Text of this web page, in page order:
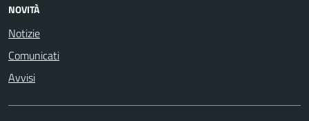
NOVITÀ
Notizie
Comunicati
Avvisi